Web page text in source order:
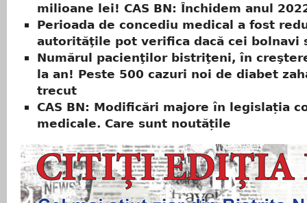
milioane lei! CAS BN: Închidem anul
Perioada de concediu medical a fost
autorităţile pot verifica dacă cei bolnavi
Numărul pacienţilor bistriţeni, în
la an! Peste 500 cazuri noi de diabet
trecut
CAS BN: Modificări majore în legislația
medicale. Care sunt noutățile